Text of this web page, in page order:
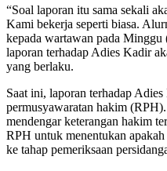
“Soal laporan itu sama sekali
Kami bekerja seperti biasa.
kepada wartawan pada
laporan terhadap Adies Kadir
yang berlaku.
Saat ini, laporan terhadap
permusyawaratan hakim
mendengar keterangan hakim
RPH untuk menentukan
ke tahap pemeriksaan